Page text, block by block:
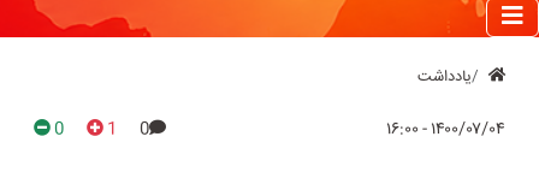
یادداشت
۱۴۰۰/۰۷/۰۴ - ۱۶:۰۰ 0
1
0